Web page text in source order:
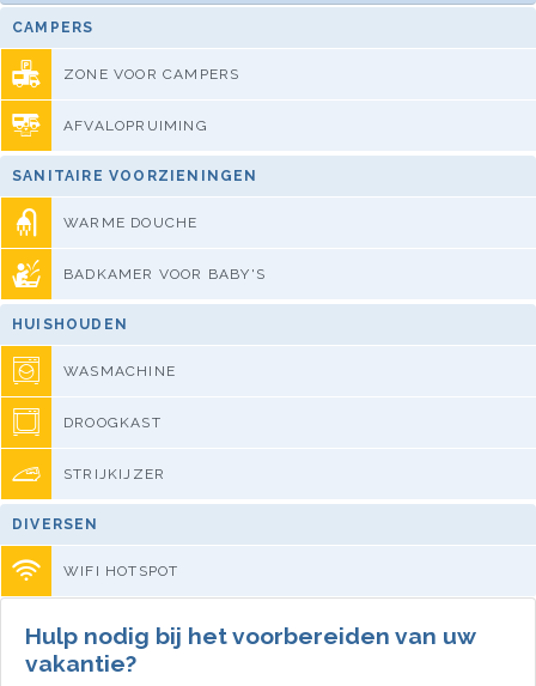
CAMPERS
ZONE VOOR CAMPERS
AFVALOPRUIMING
SANITAIRE VOORZIENINGEN
WARME DOUCHE
BADKAMER VOOR BABY'S
HUISHOUDEN
WASMACHINE
DROOGKAST
STRIJKIJZER
DIVERSEN
WIFI HOTSPOT
Hulp nodig bij het voorbereiden van uw
vakantie?